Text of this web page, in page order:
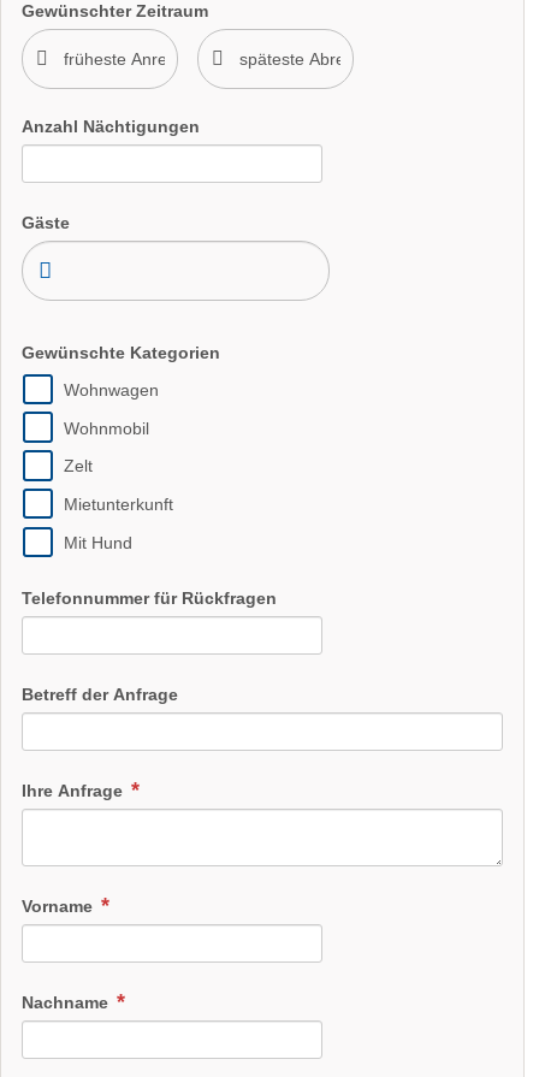
Gewünschter Zeitraum
Anzahl Nächtigungen
Gäste
Gewünschte Kategorien
Wohnwagen
Wohnmobil
Zelt
Mietunterkunft
Mit Hund
Telefonnummer für Rückfragen
Betreff der Anfrage
Ihre Anfrage
Vorname
Nachname